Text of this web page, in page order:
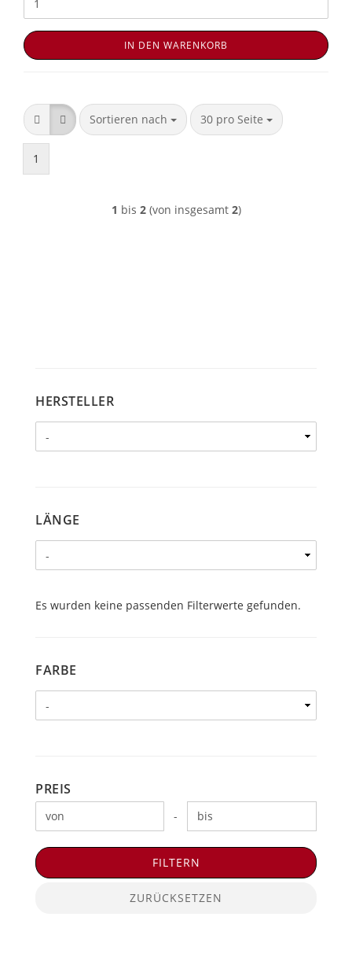
IN DEN WARENKORB
Sortieren nach
Sortieren nach 30 pro Seite
pro Seite
1
1 bis 2(von insgesamt 2)
HERSTELLER
HERSTELLER
LÄNGE
LÄNGE
Es wurden keine passenden Filterwerte gefunden.
FARBE
FARBE
PREIS
PREIS
Preis bis -
FILTERN
ZURÜCKSETZEN